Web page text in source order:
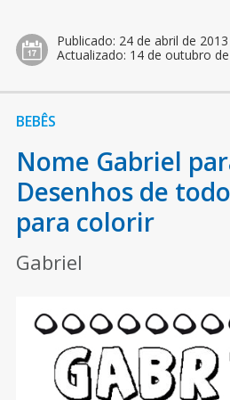
Publicado: 24 de abril de 2013
Actualizado: 14 de outubro
BEBÊS
Nome Gabriel
Desenhos de
para colorir
Gabriel